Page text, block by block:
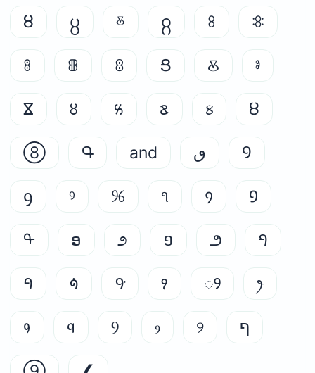
ȣ ႘ ⰻ ႙ ꖉ ꖊ
ꗚ ꕬ ꐪ Ց Ⰻ ⱁ
ⴵ ꣔ ꣕ ᰣ ᥍ ȣ
⑧ Գ and ٯ Ꝯ
ꝯ ꝰ ꕑ ૧ ᠀ ᠑
ᠲ ອ ೨ ១ ౨ ꚿ
ꛀ ꛜ ꛝ ꣑ ꢾ ꫂ
᱁ ᤚ Ⳋ ⳋ ୨ ף